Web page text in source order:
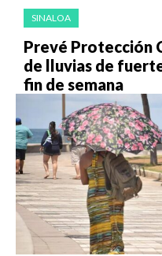
SINALOA
Prevé Protección
de lluvias de
fin de semana